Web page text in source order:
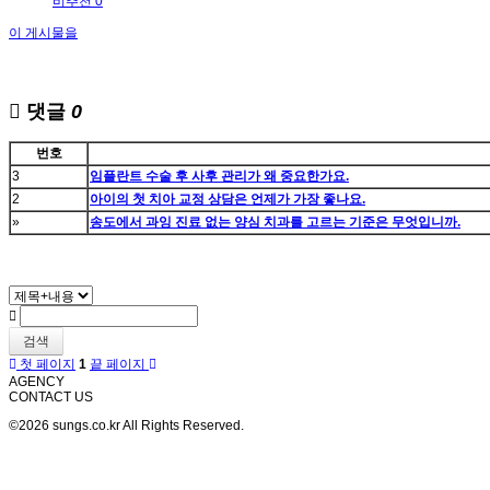
이 게시물을
댓글 0
번호
3
임플란트 수술 후 사후 관리가 왜 중요한가요.
2
아이의 첫 치아 교정 상담은 언제가 가장 좋나요.
»
송도에서 과잉 진료 없는 양심 치과를 고르는 기준은 무엇입니까.
검색
첫 페이지 1 끝 페이지
AGENCY
CONTACT US
©2026 sungs.co.kr All Rights Reserved.